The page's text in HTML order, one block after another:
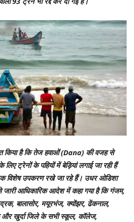
किया है कि तेज हवाओं (Dana) की वजह से
ट्रेनों के पहियों में बेड़ियां लगाई जा रही हैं
विशेष उपकरण रखे जा रहे हैं। उधर ओडिशा
आधिकारिक आदेश में कहा गया है कि गंजम,
बालासोर, मयूरभंज, क्योंझर, ढेंकनाल,
खुर्दा जिले के सभी स्कूल, कॉलेज,